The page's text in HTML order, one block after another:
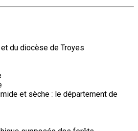
du diocèse de Troyes
et sèche : le département de